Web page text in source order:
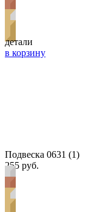
детали
в корзину
Подвеска 0631 (1)
255 руб.